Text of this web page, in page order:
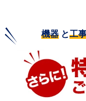
機器 と工